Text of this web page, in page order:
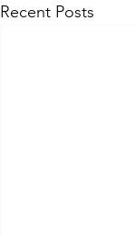
Recent Posts